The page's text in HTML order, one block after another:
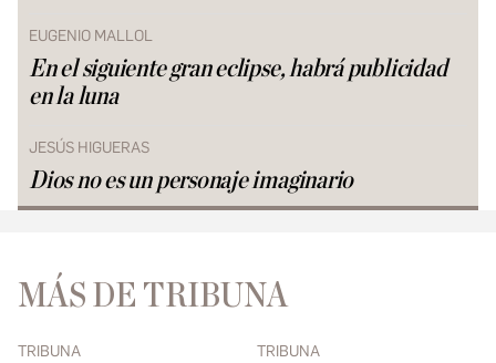
EUGENIO MALLOL
En el siguiente gran eclipse, habrá publicidad
en la luna
JESÚS HIGUERAS
Dios no es un personaje imaginario
MÁS DE TRIBUNA
TRIBUNA TRIBUNA